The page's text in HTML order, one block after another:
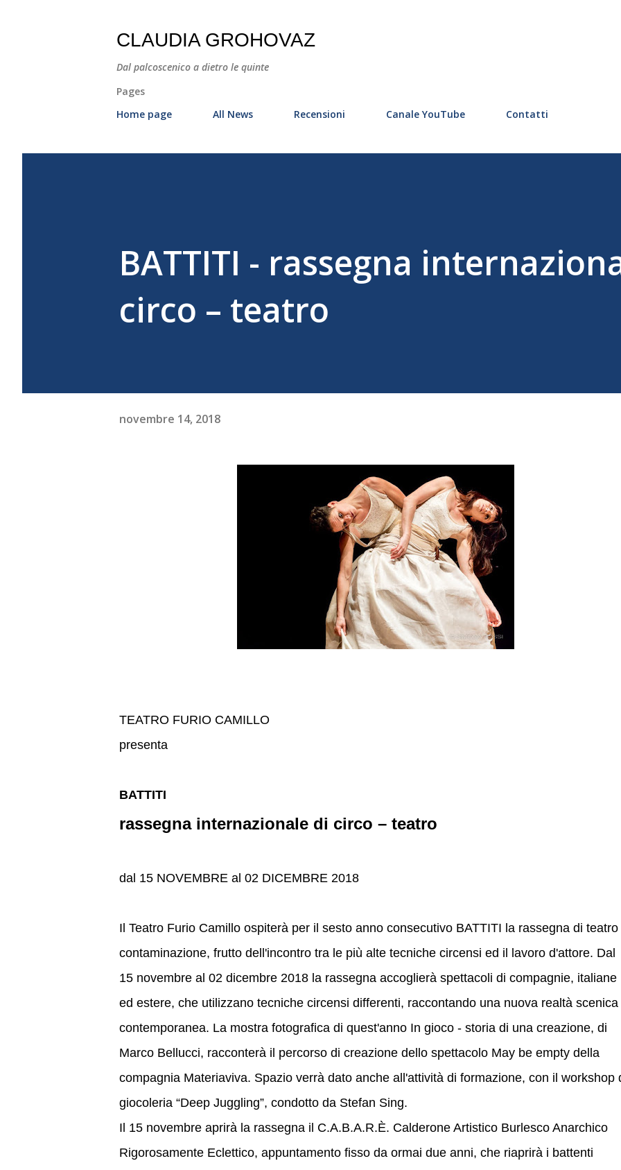
CLAUDIA GROHOVAZ
Dal palcoscenico a dietro le quinte
Pages
Home page
All News Recensioni Canale YouTube Contatti
BATTITI - rassegna
circo – teatro
novembre 14, 2018
TEATRO FURIO CAMILLO
presenta
BATTITI
rassegna internazionale di circo – teatro
dal 15 NOVEMBRE al 02 DICEMBRE 2018
Il Teatro Furio Camillo ospiterà per il sesto anno consecutivo BATTITI la rassegna di teatro
contaminazione, frutto dell'incontro tra le più alte tecniche circensi ed il lavoro d'attore. Dal
15 novembre al 02 dicembre 2018 la rassegna accoglierà spettacoli di compagnie, italiane
ed estere, che utilizzano tecniche circensi differenti, raccontando una nuova realtà scenica
contemporanea. La mostra fotografica di quest'anno In gioco - storia di una creazione, di
Marco Bellucci, racconterà il percorso di creazione dello spettacolo May be empty della
compagnia Materiaviva. Spazio verrà dato anche all'attività di formazione, con il workshop
giocoleria “Deep Juggling”, condotto da Stefan Sing.
Il 15 novembre aprirà la rassegna il C.A.B.A.R.È. Calderone Artistico Burlesco Anarchico
Rigorosamente Eclettico, appuntamento fisso da ormai due anni, che riaprirà i battenti